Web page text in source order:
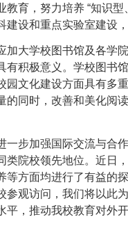
教育，努力培养 “知识
建设和重点实验室建设
加大学校图书馆及各学
有积极意义。学校图书
园文化建设方面具有多
的同时，改善和美化阅
一步加强国际交流与合
类院校领先地位。近日
等方面均进行了有益的
参观访问，我们将以此
平，推动我校教育对外